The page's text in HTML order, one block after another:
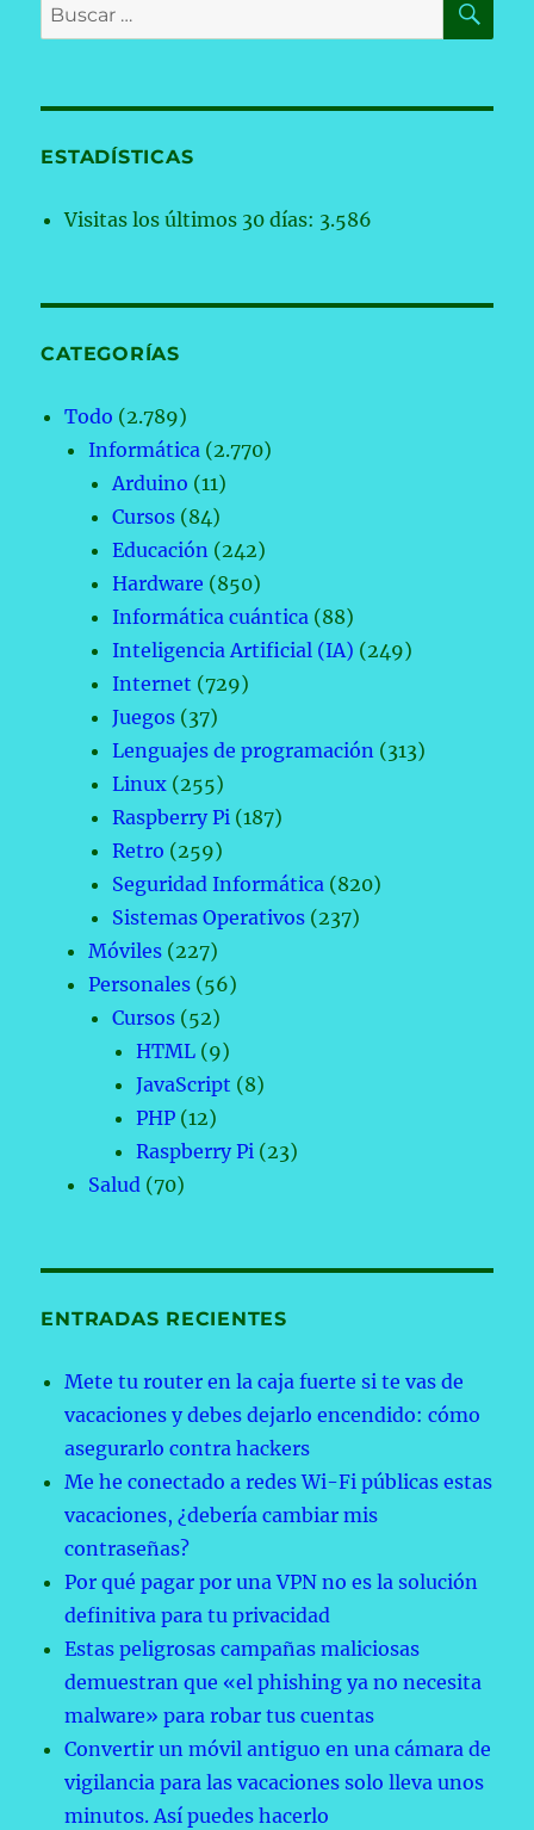
Buscar
por:
ESTADÍSTICAS
Visitas los últimos 30 días: 3.586
CATEGORÍAS
Todo (2.789)
Informática (2.770)
Arduino (11)
Cursos (84)
Educación (242)
Hardware (850)
Informática cuántica (88)
Inteligencia Artificial (IA) (249)
Internet (729)
Juegos (37)
Lenguajes de programación (313)
Linux (255)
Raspberry Pi (187)
Retro (259)
Seguridad Informática (820)
Sistemas Operativos (237)
Móviles (227)
Personales (56)
Cursos (52)
HTML (9)
JavaScript (8)
PHP (12)
Raspberry Pi (23)
Salud (70)
ENTRADAS RECIENTES
Mete tu router en la caja fuerte si te vas de
vacaciones y debes dejarlo encendido: cómo
asegurarlo contra hackers
Me he conectado a redes Wi-Fi públicas estas
vacaciones, ¿debería cambiar mis
contraseñas?
Por qué pagar por una VPN no es la solución
definitiva para tu privacidad
Estas peligrosas campañas maliciosas
demuestran que «el phishing ya no necesita
malware» para robar tus cuentas
Convertir un móvil antiguo en una cámara de
vigilancia para las vacaciones solo lleva unos
minutos. Así puedes hacerlo